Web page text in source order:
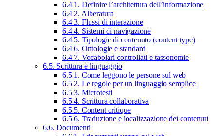
6.4.1. Definire l’architettura dell’informazione
6.4.2. Alberatura
6.4.3. Flussi di interazione
6.4.4. Sistemi di navigazione
6.4.5. Tipologie di contenuto (content type)
6.4.6. Ontologie e standard
6.4.7. Vocabolari controllati e tassonomie
6.5. Scrittura e linguaggio
6.5.1. Come leggono le persone sul web
6.5.2. Le regole per un linguaggio semplice
6.5.3. Microtesti
6.5.4. Scrittura collaborativa
6.5.5. Content critique
6.5.6. Traduzione e localizzazione dei contenuti
6.6. Documenti